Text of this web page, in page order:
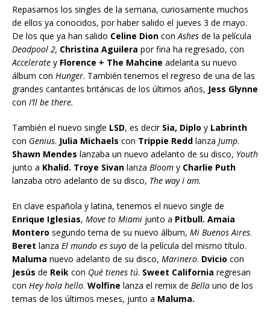
Repasamos los singles de la semana, curiosamente muchos
de ellos ya conocidos, por haber salido el jueves 3 de mayo.
De los que ya han salido Celine Dion con Ashes de la película
Deadpool 2, Christina Aguilera por fina ha regresado, con
Accelerate y Florence + The Mahcine adelanta su nuevo
álbum con Hunger. También tenemos el regreso de una de las
grandes cantantes británicas de los últimos años, Jess Glynne
con I’ll be there.
También el nuevo single LSD, es decir Sia, Diplo y Labrinth
con Genius. Julia Michaels con Trippie Redd lanza Jump.
Shawn Mendes lanzaba un nuevo adelanto de su disco, Youth
junto a Khalid. Troye Sivan lanza Bloom y Charlie Puth
lanzaba otro adelanto de su disco, The way I am.
En clave española y latina, tenemos el nuevo single de
Enrique Iglesias, Move to Miami junto a Pitbull. Amaia
Montero segundo tema de su nuevo álbum, Mi Buenos Aires.
Beret lanza El mundo es suyo de la película del mismo título.
Maluma nuevo adelanto de su disco, Marinero. Dvicio con
Jesús de Reik con Qué tienes tú. Sweet California regresan
con Hey hola hello. Wolfine lanza el remix de Bella uno de los
temas de los últimos meses, junto a Maluma.